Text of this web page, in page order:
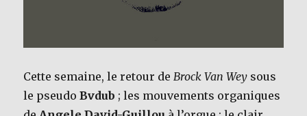
Cette semaine, le retour deBrock Van Wey sous
le pseudoBvdub ; les mouvements organiques